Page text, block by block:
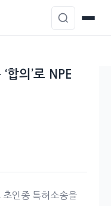
합의’로 NPE
인종 특허소송을